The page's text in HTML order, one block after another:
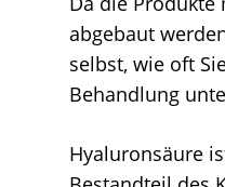
abgebaut
selbst, wie oft
Behandlung
Hyaluronsäure